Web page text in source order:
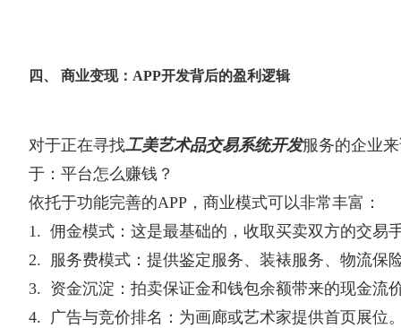
四、 商业变现：APP开发背后的盈利逻辑
对于正在寻找工美艺术品交易系统开发服务的企业
于：平台怎么赚钱？
依托于功能完善的APP，商业模式可以非常丰富：
1. 佣金模式：这是最基础的，收取买卖双方的交易
2. 服务费模式：提供鉴定服务、装裱服务、物流保
3. 资金沉淀：拍卖保证金和钱包余额带来的现金流
4. 广告与竞价排名：为画廊或艺术家提供首页展位